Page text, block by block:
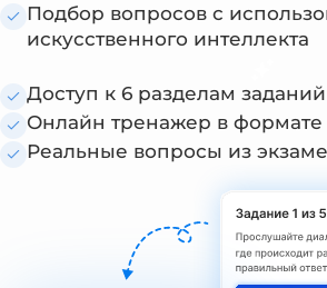
Подбор вопросов с
искусственного интеллекта
Доступ к 6 разделам
Онлайн тренажер в формате
Реальные вопросы из